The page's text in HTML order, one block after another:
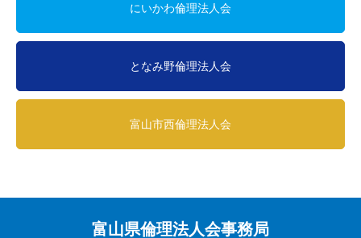
にいかわ倫理法人会
となみ野倫理法人会
富山市西倫理法人会
富山県倫理法人会事務局